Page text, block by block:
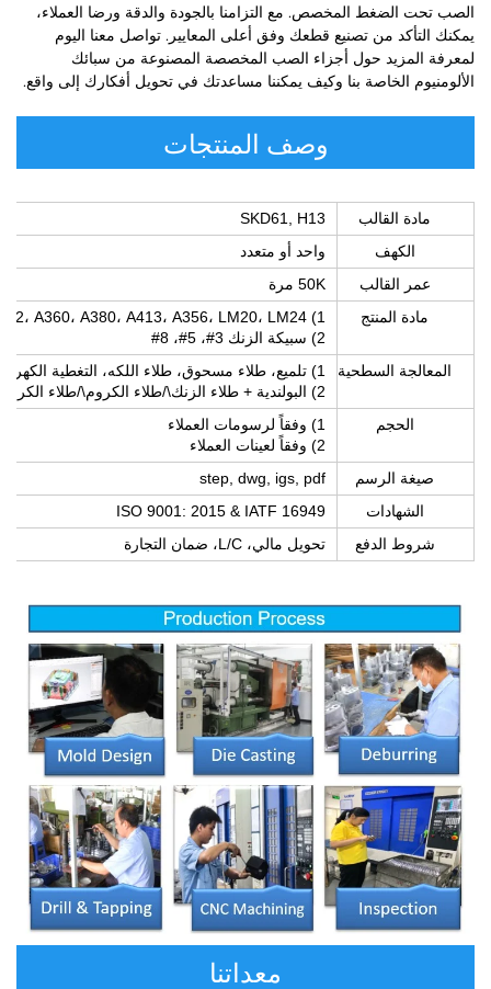
الصب تحت الضغط المخصص. مع التزامنا بالجودة والدقة ورضا العملاء،
يمكنك التأكد من تصنيع قطعك وفق أعلى المعايير. تواصل معنا اليوم
لمعرفة المزيد حول أجزاء الصب المخصصة المصنوعة من سبائك
الألومنيوم الخاصة بنا وكيف يمكننا مساعدتك في تحويل أفكارك إلى واقع.
وصف المنتجات
مادة القالب
SKD61, H13
الكهف
واحد أو متعدد
عمر القالب
50K مرة
مادة المنتج
المعالجة السطحية
1) تلميع، طلاء مسحوق، طلاء اللكه، التغطية الكهربائية، الرمل النفاث، الطلاء بالرصاص، الأنودة
الحجم
صيغة الرسم
step, dwg, igs, pdf
الشهادات
ISO 9001: 2015 & IATF 16949
شروط الدفع
تحويل مالي، L/C، ضمان التجارة
معداتنا